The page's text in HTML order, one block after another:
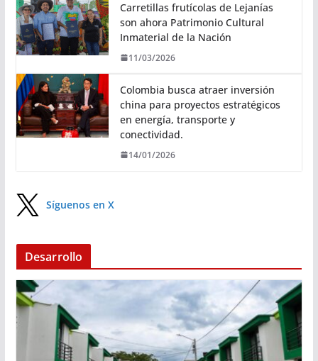
Carretillas frutícolas de Lejanías
son ahora Patrimonio Cultural
Inmaterial de la Nación
11/03/2026
Colombia busca atraer inversión
china para proyectos estratégicos
en energía, transporte y
conectividad.
14/01/2026
Síguenos en X
Desarrollo